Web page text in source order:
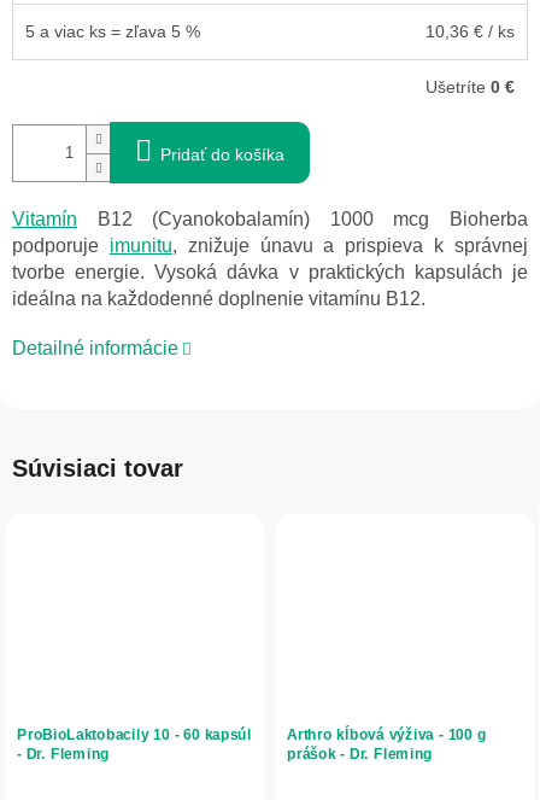
5 a viac ks = zľava 5 % 10,36 € / ks
Ušetríte 0 €
Pridať do košíka
Vitamín B12 (Cyanokobalamín) 1000 mcg Bioherba
podporuje imunitu, znižuje únavu a prispieva k správnej
tvorbe energie. Vysoká dávka v praktických kapsulách je
ideálna na každodenné doplnenie vitamínu B12.
Detailné informácie
Súvisiaci tovar
ProBioLaktobacily 10 - 60 kapsúl
- Dr. Fleming
Arthro kĺbová výživa - 100 g
prášok - Dr. Fleming